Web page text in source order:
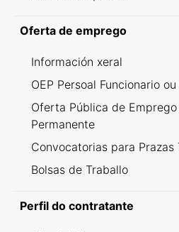
Oferta de emprego
Información xeral
OEP Persoal Funcionario
Oferta Pública de
Permanente
Convocatorias para Prazas
Bolsas de Traballo
Perfil do contratante